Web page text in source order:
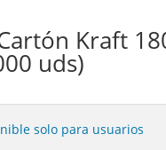
Kraft
uds)
solo para usuarios